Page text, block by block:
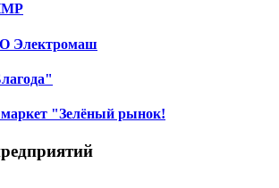
Электромаш
"Зелёный рынок!